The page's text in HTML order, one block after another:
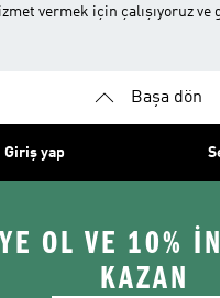
vermek için çalışıyoruz
Başa dön
Giriş yap
OL VE 10%
KAZAN